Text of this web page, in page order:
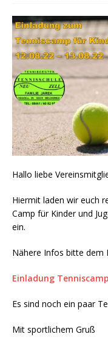
Hallo liebe
Hiermit laden wir euch
Camp für Kinder und
ein.
Nähere Infos bitte dem
Einladung Tenniscamp
Es sind noch ein paar
Mit sportlichem Gruß